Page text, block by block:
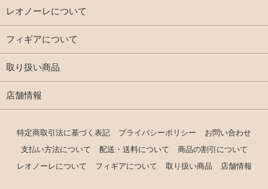
レオノーレについて
フィギアについて
取り扱い商品
店舗情報
特定商取引法に基づく表記 プライバシーポリシー
お問い合わせ
支払い方法について
配送・送料について
商品の割引について
レオノーレについて
フィギアについて 取り扱い商品 店舗情報